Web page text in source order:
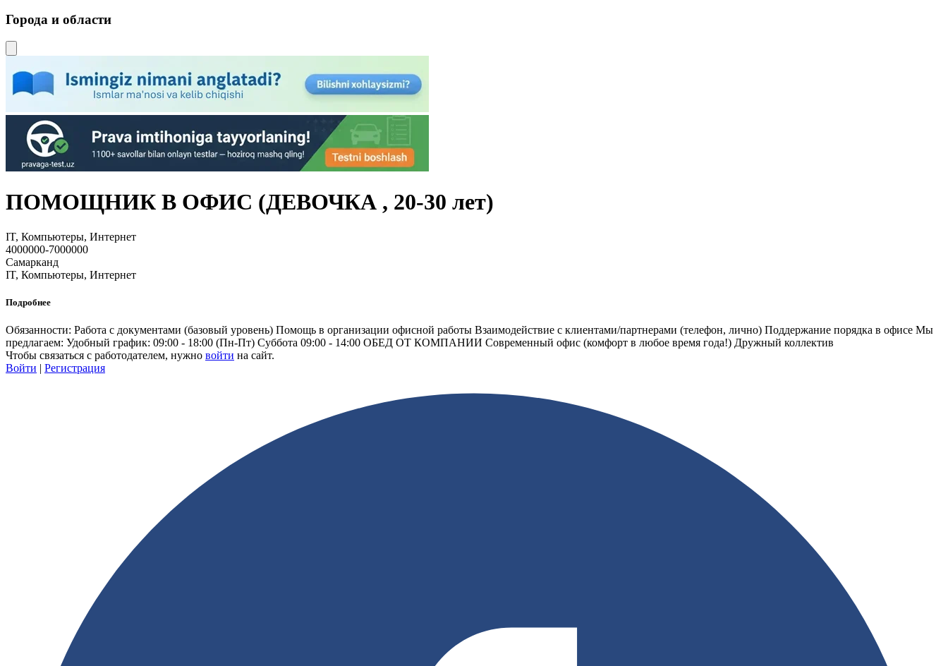
Города и области
ПОМОЩНИК В ОФИС (ДЕВОЧКА , 20-30 лет)
IT, Компьютеры, Интернет
4000000-7000000
Самарканд
IT, Компьютеры, Интернет
Подробнее
Обязанности: Работа с документами (базовый уровень) Помощь в организации офисной работы Взаимодействие с клиентами/партнерами (телефон, лично) Поддержание порядка в офисе Мы
предлагаем: Удобный график: 09:00 - 18:00 (Пн-Пт) Суббота 09:00 - 14:00 ОБЕД ОТ КОМПАНИИ Современный офис (комфорт в любое время года!) Дружный коллектив
Чтобы связаться с работодателем, нужно войти на сайт.
Войти | Регистрация